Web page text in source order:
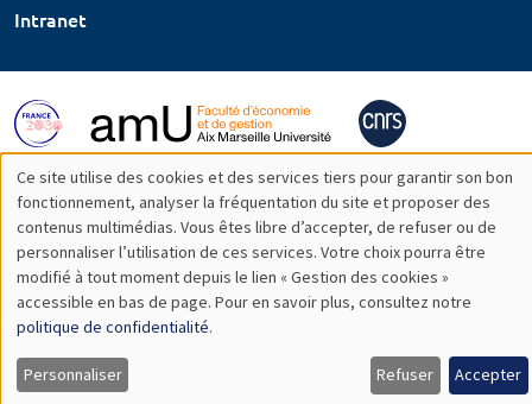
Intranet
Utilisation
des
données
personnelles
et
Ce site utilise des cookies et des services tiers pour garantir son bon
fonctionnement, analyser la fréquentation du site et proposer des
contenus multimédias. Vous êtes libre d’accepter, de refuser ou de
personnaliser l’utilisation de ces services. Votre choix pourra être
modifié à tout moment depuis le lien « Gestion des cookies »
accessible en bas de page. Pour en savoir plus, consultez notre
politique de confidentialité.
Personnaliser Refuser Accepter